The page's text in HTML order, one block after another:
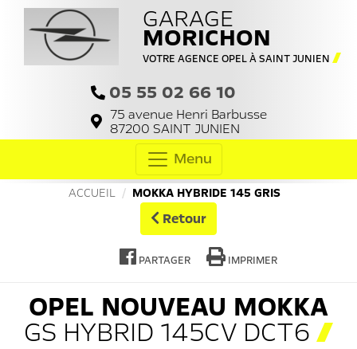
GARAGE
MORICHON
VOTRE AGENCE OPEL À SAINT JUNIEN
05 55 02 66 10
75 avenue Henri Barbusse
87200 SAINT JUNIEN
Menu
ACCUEIL MOKKA HYBRIDE 145 GRIS
Retour
PARTAGER IMPRIMER
OPEL NOUVEAU MOKKA
GS HYBRID 145CV DCT6